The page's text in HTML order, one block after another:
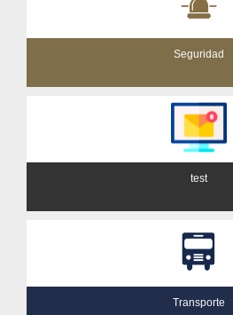
Seguridad
test
Transporte